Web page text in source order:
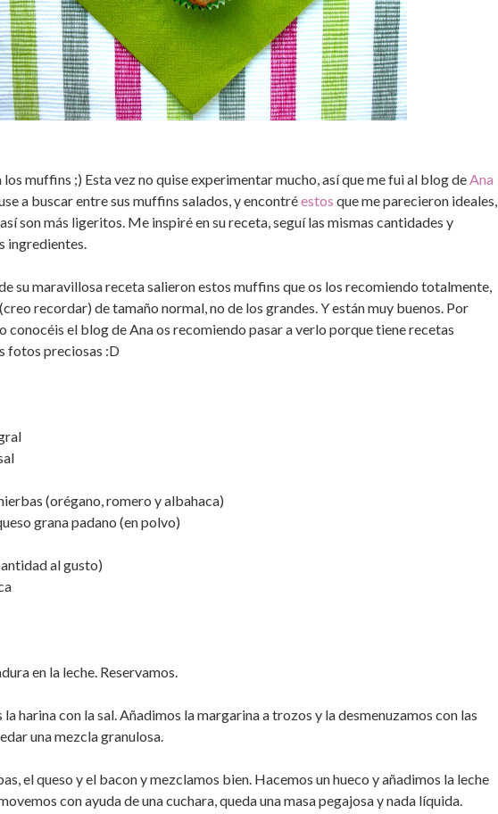
los muffins ;) Esta vez no quise experimentar mucho, así que me fui al blog deAna
a buscar entre sus muffins salados, y encontréestos que me parecieron ideales,
son más ligeritos. Me inspiré en su receta, seguí las mismas cantidades y
ingredientes.
su maravillosa receta salieron estos muffins que os los recomiendo totalmente,
recordar) de tamaño normal, no de los grandes. Y están muy buenos. Por
conocéis el blog de Ana os recomiendo pasar a verlo porque tiene recetas
fotos preciosas :D
(orégano, romero y albahaca)
grana padano (en polvo)
al gusto)
en la leche. Reservamos.
la harina con la sal. Añadimos la margarina a trozos y la desmenuzamos con las
una mezcla granulosa.
el queso y el bacon y mezclamos bien. Hacemos un hueco y añadimos la leche
con ayuda de una cuchara, queda una masa pegajosa y nada líquida.